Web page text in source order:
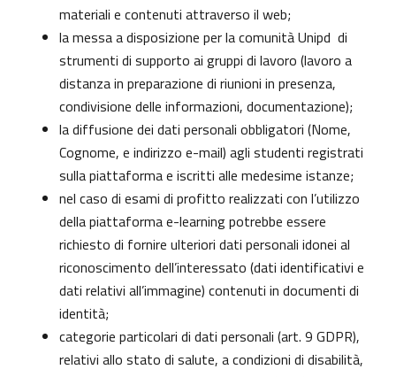
materiali e contenuti attraverso il web;
la messa a disposizione per la comunità Unipd di
strumenti di supporto ai gruppi di lavoro (lavoro a
distanza in preparazione di riunioni in presenza,
condivisione delle informazioni, documentazione);
la diffusione dei dati personali obbligatori (Nome,
Cognome, e indirizzo e-mail) agli studenti registrati
sulla piattaforma e iscritti alle medesime istanze;
nel caso di esami di profitto realizzati con l’utilizzo
della piattaforma e-learning potrebbe essere
richiesto di fornire ulteriori dati personali idonei al
riconoscimento dell’interessato (dati identificativi e
dati relativi all’immagine) contenuti in documenti di
identità;
categorie particolari di dati personali (art. 9 GDPR),
relativi allo stato di salute, a condizioni di disabilità,